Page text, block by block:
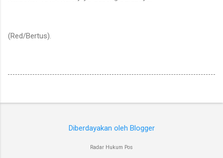
(Red/Bertus).
Diberdayakan oleh Blogger
Radar Hukum Pos